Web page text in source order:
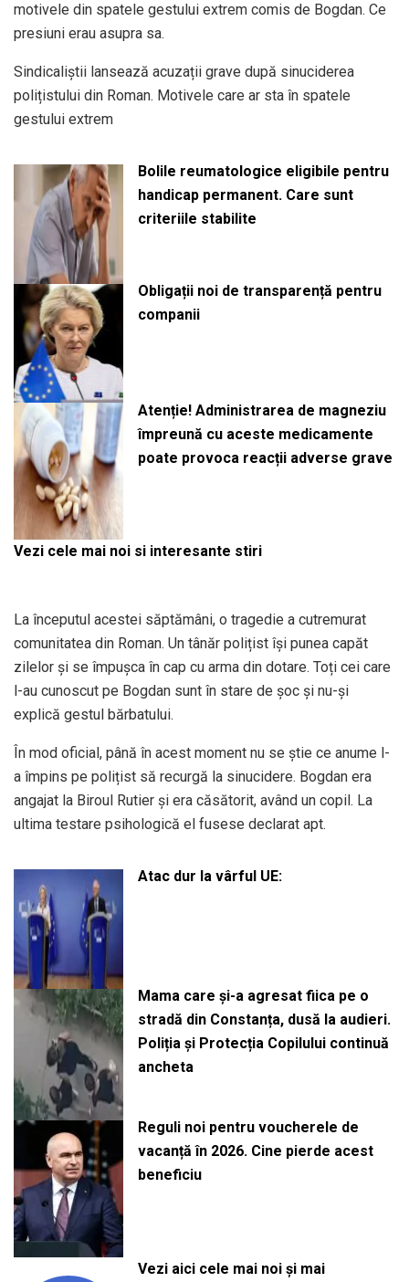
motivele din spatele gestului extrem comis de Bogdan. Ce
presiuni erau asupra sa.
Sindicaliștii lansează acuzații grave după sinuciderea
polițistului din Roman. Motivele care ar sta în spatele
gestului extrem
Bolile reumatologice eligibile pentru
handicap permanent. Care sunt
criteriile stabilite
Obligații noi de transparență pentru
companii
Atenție! Administrarea de magneziu
împreună cu aceste medicamente
poate provoca reacții adverse grave
Vezi cele mai noi si interesante stiri
La începutul acestei săptămâni, o tragedie a cutremurat
comunitatea din Roman. Un tânăr polițist își punea capăt
zilelor și se împușca în cap cu arma din dotare. Toți cei care
l-au cunoscut pe Bogdan sunt în stare de șoc și nu-și
explică gestul bărbatului.
În mod oficial, până în acest moment nu se știe ce anume l-
a împins pe polițist să recurgă la sinucidere. Bogdan era
angajat la Biroul Rutier și era căsătorit, având un copil. La
ultima testare psihologică el fusese declarat apt.
Atac dur la vârful UE:
Mama care și-a agresat fiica pe o
stradă din Constanța, dusă la audieri.
Poliția și Protecția Copilului continuă
ancheta
Reguli noi pentru voucherele de
vacanță în 2026. Cine pierde acest
beneficiu
Vezi aici cele mai noi și mai